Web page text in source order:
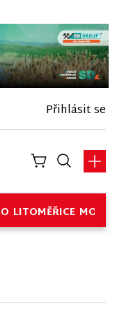
Přihlásit se
LITOMĚŘICE